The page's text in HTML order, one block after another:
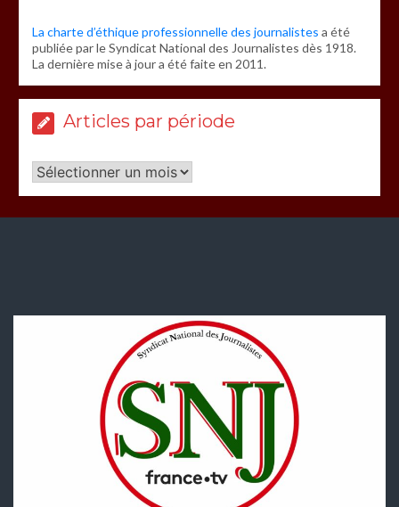
La charte d’éthique professionnelle des journalistes a été
publiée par le Syndicat National des Journalistes dès 1918.
La dernière mise à jour a été faite en 2011.
Articles par période
Articles
par
période